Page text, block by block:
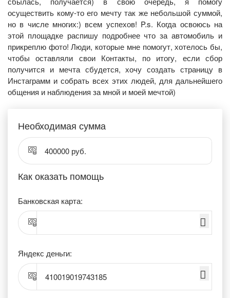
осуществить кому-то его мечту так же небольшой суммой,
но в числе многих:) всем успехов! P.s. Когда освоюсь на
этой площадке распишу подробнее что за автомобиль и
прикреплю фото! Люди, которые мне помогут, хотелось бы,
чтобы оставляли свои Контакты, по итогу, если сбор
получится и мечта сбудется, хочу создать страницу в
Инстаграмм и собрать всех этих людей, для дальнейшего
общения и наблюдения за мной и моей мечтой)
Необходимая сумма
400000 руб.
Как оказать помощь
Банковская карта:
Яндекс деньги:
410019019743185